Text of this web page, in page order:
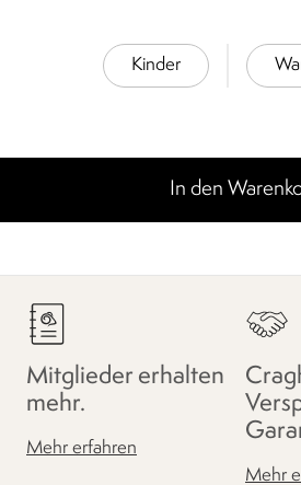
Kinder
In den
Mitglieder erhalten
mehr.
Mehr erfahren
Mehr